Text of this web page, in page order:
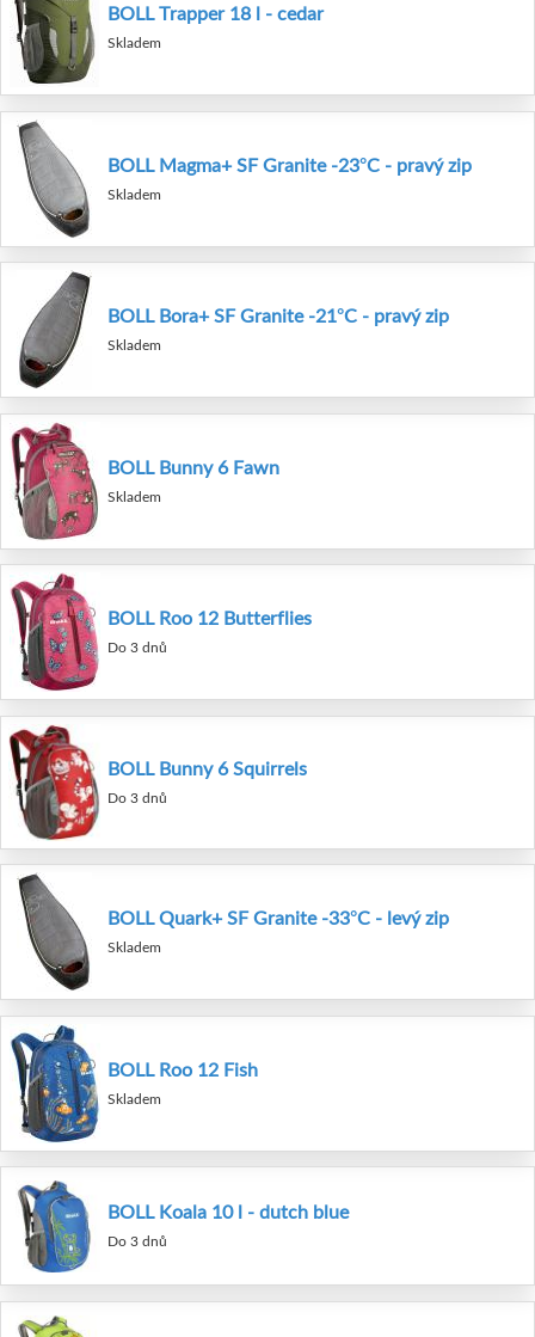
BOLL Trapper 18 l - cedar
Skladem
BOLL Magma+ SF Granite -23°C - pravý zip
Skladem
BOLL Bora+ SF Granite -21°C - pravý zip
Skladem
BOLL Bunny 6 Fawn
Skladem
BOLL Roo 12 Butterflies
Do 3 dnů
BOLL Bunny 6 Squirrels
Do 3 dnů
BOLL Quark+ SF Granite -33°C - levý zip
Skladem
BOLL Roo 12 Fish
Skladem
BOLL Koala 10 l - dutch blue
Do 3 dnů